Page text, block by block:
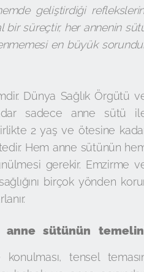
geliştirdiği
bir süreçtir, her annenin
en büyük
Dünya Sağlık Örgütü
sadece anne sütü
2 yaş ve ötesine
Hem anne sütünün
gerekir. Emzirme
birçok yönden
anne sütünün
tensel